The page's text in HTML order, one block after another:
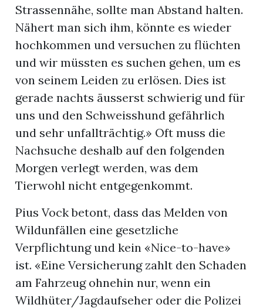
Strassennähe, sollte man Abstand halten.
Nähert man sich ihm, könnte es wieder
hochkommen und versuchen zu flüchten
und wir müssten es suchen gehen, um es
von seinem Leiden zu erlösen. Dies ist
gerade nachts äusserst schwierig und für
uns und den Schweisshund gefährlich
und sehr unfallträchtig.» Oft muss die
Nachsuche deshalb auf den folgenden
Morgen verlegt werden, was dem
Tierwohl nicht entgegenkommt.
Pius Vock betont, dass das Melden von
Wildunfällen eine gesetzliche
Verpflichtung und kein «Nice-to-have»
ist. «Eine Versicherung zahlt den Schaden
am Fahrzeug ohnehin nur, wenn ein
Wildhüter/Jagdaufseher oder die Polizei